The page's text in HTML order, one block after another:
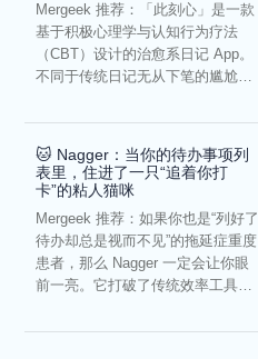
Mergeek 推荐：「此刻心」是一款
基于积极心理学与认知行为疗法
（CBT）设计的治愈系日记 App。
不同于传统日记无从下笔的尴尬，
🐱 Nagger：当你的待办事项列
表里，住进了一只“追着你打
卡”的粘人猫咪
Mergeek 推荐：如果你也是“列好了
待办却总是视而不见”的拖延症重度
患者，那么 Nagger 一定会让你眼
前一亮。它打破了传统效率工具冰